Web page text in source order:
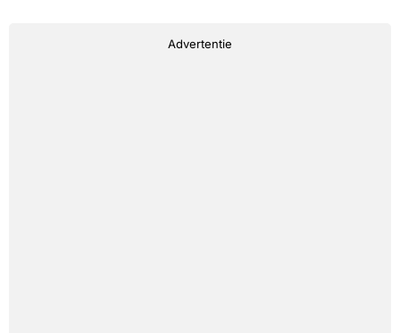
Advertentie